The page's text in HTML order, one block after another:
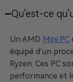
Qu'est-ce
Un AMD Mini PC
équipé d’un
Ryzen. Ces PC
performance et